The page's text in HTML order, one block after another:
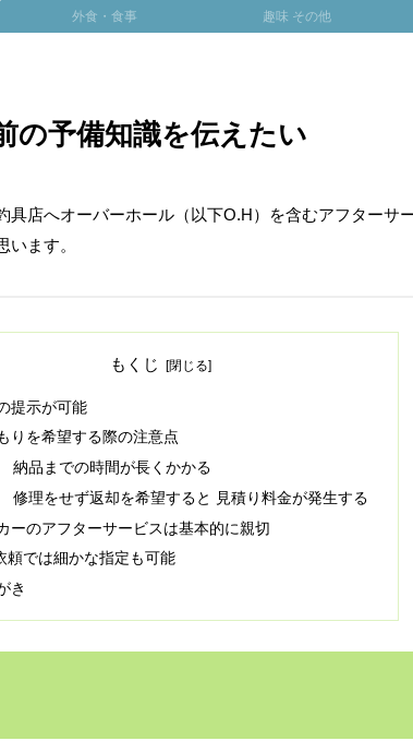
外食・食事
趣味 その他
の予備知識を伝えたい
店へオーバーホール（以下O.H）を含むアフターサ
ます。
もくじ
提示が可能
りを希望する際の注意点
品までの時間が長くかかる
理をせず返却を希望すると 見積り料金が発生する
ーのアフターサービスは基本的に親切
頼では細かな指定も可能
き